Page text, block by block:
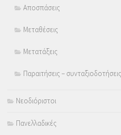
Αποσπάσεις
Μεταθέσεις
Μετατάξεις
Παραιτήσεις – συνταξιοδοτήσεις
Νεοδιόριστοι
Πανελλαδικές